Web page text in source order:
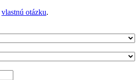
vlastnú otázku.